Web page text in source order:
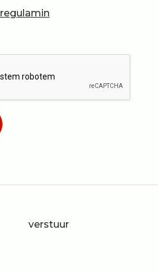
regulamin
verstuur